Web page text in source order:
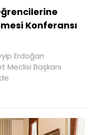
Konferansı
Erdoğan
Meclisi Başkanı